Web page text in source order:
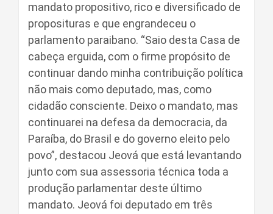
mandato propositivo, rico e diversificado de
proposituras e que engrandeceu o
parlamento paraibano. “Saio desta Casa de
cabeça erguida, com o firme propósito de
continuar dando minha contribuição política
não mais como deputado, mas, como
cidadão consciente. Deixo o mandato, mas
continuarei na defesa da democracia, da
Paraíba, do Brasil e do governo eleito pelo
povo”, destacou Jeová que está levantando
junto com sua assessoria técnica toda a
produção parlamentar deste último
mandato. Jeová foi deputado em três